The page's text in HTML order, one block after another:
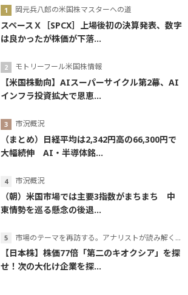
岡元兵八郎の米国株マスターへの道
スペースＸ［SPCX］上場後初の決算発表、数字
は良かったが株価が下落...
モトリーフール米国株情報
【米国株動向】AIスーパーサイクル第2幕、AI
インフラ投資拡大で恩恵...
市況概況
（まとめ）日経平均は2,342円高の66,300円で
大幅続伸 AI・半導体銘...
市況概況
（朝）米国市場では主要3指数がまちまち 中
東情勢を巡る懸念の後退...
市場のテーマを再訪する。アナリストが読み解くテーマの本質
【日本株】株価77倍「第二のキオクシア」を探
せ！次の大化け企業を探...